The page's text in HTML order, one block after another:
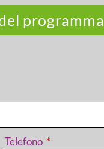
programma
Telefono